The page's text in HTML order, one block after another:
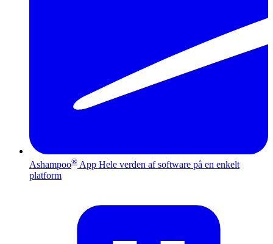
Ashampoo® App Hele verden af software på en enkelt
platform